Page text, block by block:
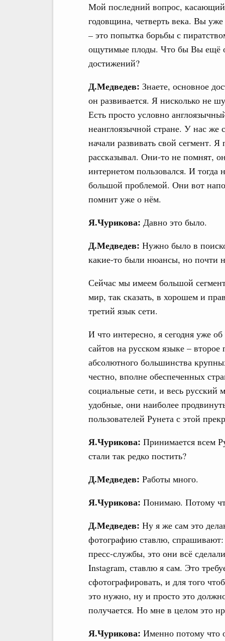
Мой последний вопрос,
годовщина, четверть века. Вы
– это попытка борьбы с
ощутимые плоды. Что бы Вы ещё
достижений?
Д.Медведев: Знаете, основное
он развивается. Я нисколько не
Есть просто условно
неанглоязычной стране. У нас
начали развивать свой сегмент.
рассказывал. Они-то не помнят,
интернетом пользовался. И тогда
большой проблемой. Они вот
помнит уже о нём.
Я.Чурикова: Давно это было.
Д.Медведев: Нужно было в
какие-то были нюансы, но почти
Сейчас мы имеем большой
мир, так сказать, в хорошем и
третий язык сети.
И что интересно, я сегодня уже
сайтов на русском языке –
абсолютного большинства
честно, вполне обеспеченных
социальные сети, и весь русский
удобные, они наиболее
пользователей Рунета с этой
Я.Чурикова: Принимается всем
стали так редко постить?
Д.Медведев: Работы много.
Я.Чурикова: Понимаю. Потому
Д.Медведев: Ну я же сам это
фотографию ставлю,
пресс-службы, это они всё
Instagram, ставлю я сам. Это
сфотографировать, и для того
это нужно, ну и просто это
получается. Но мне в целом это
Я.Чурикова: Именно потому что